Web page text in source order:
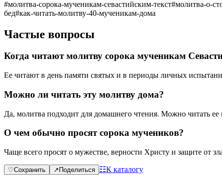
#молитва-сорока-мученикам-севастийским-текст#молитва-о-
бед#как-читать-молитву-40-мученикам-дома
Частые вопросы
Когда читают молитву сорока мученикам
Ее читают в день памяти святых и в периоды личных
Можно ли читать эту молитву дома?
Да, молитва подходит для домашнего чтения. Можно читать
О чем обычно просят сорока мучеников?
Чаще всего просят о мужестве, верности Христу и защите от
♡Сохранить ↗ Поделиться ☷К каталогу